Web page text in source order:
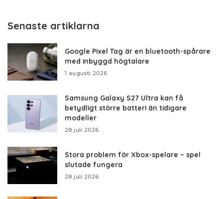
Senaste artiklarna
Google Pixel Tag är en bluetooth-spårare
med inbyggd högtalare
1 augusti 2026
Samsung Galaxy S27 Ultra kan få
betydligt större batteri än tidigare
modeller
28 juli 2026
Stora problem för Xbox-spelare – spel
slutade fungera
28 juli 2026